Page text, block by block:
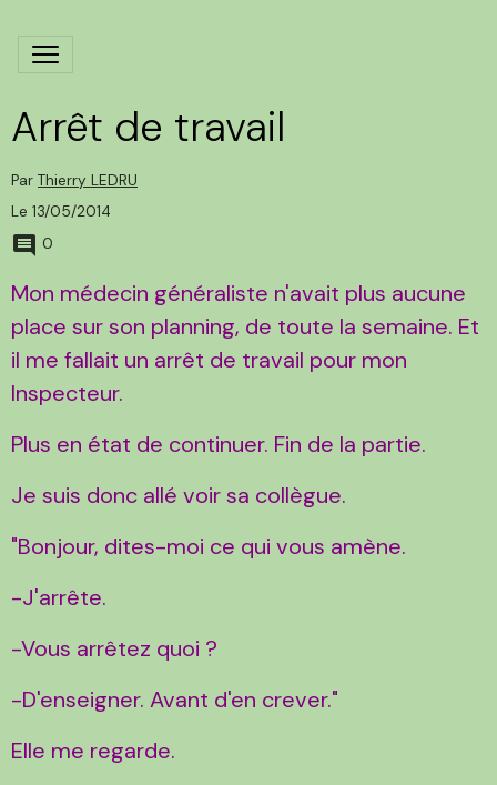
Arrêt de travail
Par Thierry LEDRU
Le 13/05/2014
0
Mon médecin généraliste n'avait plus aucune
place sur son planning, de toute la semaine. Et
il me fallait un arrêt de travail pour mon
Inspecteur.
Plus en état de continuer. Fin de la partie.
Je suis donc allé voir sa collègue.
"Bonjour, dites-moi ce qui vous amène.
-J'arrête.
-Vous arrêtez quoi ?
-D'enseigner. Avant d'en crever."
Elle me regarde.